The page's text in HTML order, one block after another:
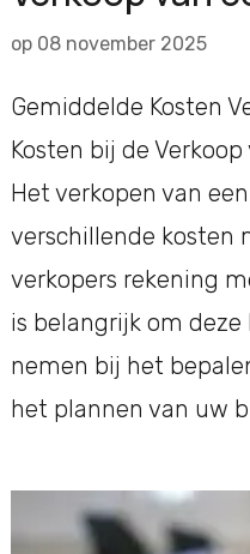
op 08 november 2025
Gemiddelde Kosten
Kosten bij de
Het verkopen van
verschillende kosten
verkopers rekening
is belangrijk om
nemen bij het
het plannen van uw